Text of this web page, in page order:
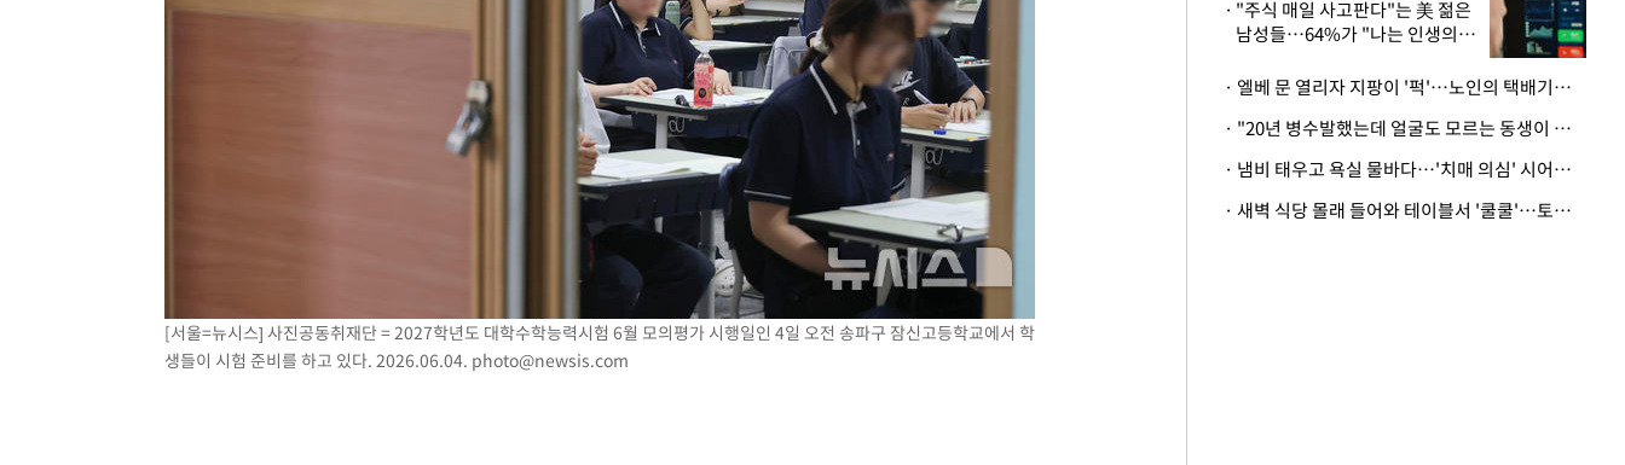
[서울=뉴시스] 사진공동취재단 = 2027학년도 대학수학능력시험 6월 모의평가 시행일인 4일 오전 송파구 잠신고등학교에서 학
생들이 시험 준비를 하고 있다. 2026.06.04. photo@newsis.com
"주식 매일 사고판다"는 美 젊은
남성들…64%가 "나는 인생의
· 엘베 문 열리자 지팡이 '퍽'…노인의 택배기사 폭행 이유
· "20년 병수발했는데 얼굴도 모르는 동생이 유산 절반을"…배다른 형제 상속권 있을까
· 냄비 태우고 욕실 물바다…'치매 의심' 시어머니 검사 권유했다가 '날벼락'
· 새벽 식당 몰래 들어와 테이블서 '쿨쿨'…토사물 남기고 사라진 남성